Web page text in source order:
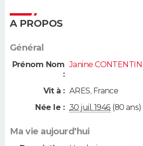
A PROPOS
Général
Prénom Nom
:
Janine
Vit à : ARES, France
Née le : 30 juil. 1946 (80 ans)
Ma vie aujourd'hui